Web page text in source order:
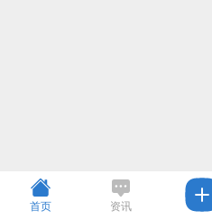
首页 资讯